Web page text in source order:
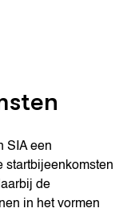
SIA een
startbijeenkomsten
de
in het vormen